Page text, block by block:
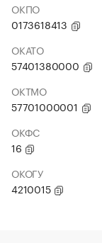
ОКПО
0173618413
ОКАТО
57401380000
ОКТМО
57701000001
ОКФС
16
ОКОГУ
4210015